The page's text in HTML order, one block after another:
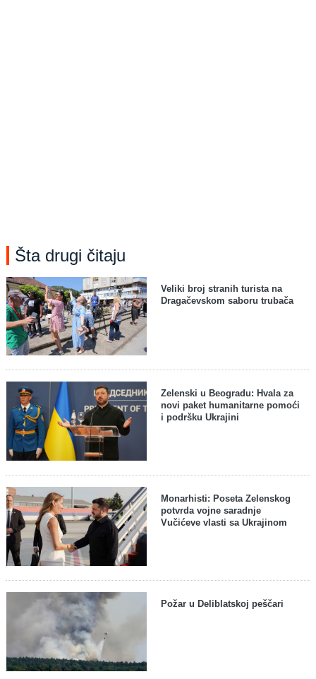
Šta drugi čitaju
Veliki broj stranih turista na
Dragačevskom saboru trubača
Zelenski u Beogradu: Hvala za
novi paket humanitarne pomoći
i podršku Ukrajini
Monarhisti: Poseta Zelenskog
potvrda vojne saradnje
Vučićeve vlasti sa Ukrajinom
Požar u Deliblatskoj peščari